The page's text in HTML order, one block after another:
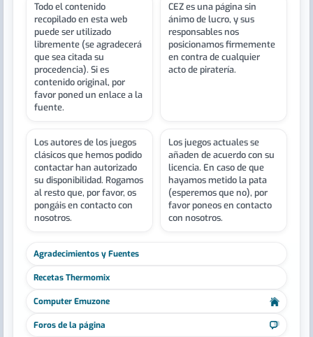
Todo el contenido
recopilado en esta web
puede ser utilizado
libremente (se agradecerá
que sea citada su
procedencia). Si es
contenido original, por
favor poned un enlace a la
fuente.
CEZ es una página sin
ánimo de lucro, y sus
responsables nos
posicionamos firmemente
en contra de cualquier
acto de piratería.
Los autores de los juegos
clásicos que hemos podido
contactar han autorizado
su disponibilidad. Rogamos
al resto que, por favor, os
pongáis en contacto con
nosotros.
Los juegos actuales se
añaden de acuerdo con su
licencia. En caso de que
hayamos metido la pata
(esperemos que no), por
favor poneos en contacto
con nosotros.
Agradecimientos y Fuentes
Recetas Thermomix
Computer Emuzone
Foros de la página